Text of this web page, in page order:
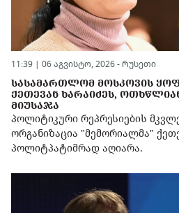
11:39 | 06 აგვისტო, 2026 - რუსეთი
ᲡᲐᲡᲐᲛᲐᲠᲗᲚᲝᲛ ᲛᲝᲡᲙᲝᲕᲘᲡ
ᲥᲔᲗᲔᲕᲐᲜ ᲮᲐᲠᲐᲘᲫᲔᲡ,
ᲛᲘᲣᲡᲐᲯᲐ
პოლიტიკური რეპრესიების
ორგანიზაცია "მემორიალმა"
პოლიტპატიმრად აღიარა.